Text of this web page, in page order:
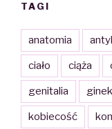
TAGI
anatomia
ciało ciąża
genitalia
kobiecość